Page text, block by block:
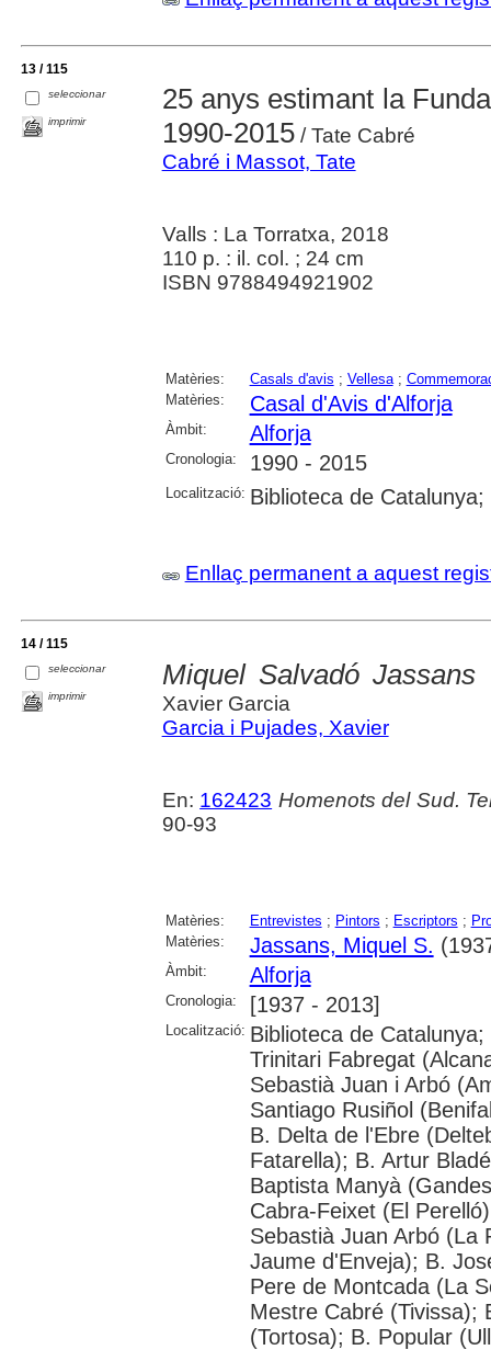
13 / 115
seleccionar
imprimir
25 anys estimant la
1990-2015/ Tate Cabré
Cabré i Massot, Tate
Valls : La Torratxa, 2018
110 p. : il. col. ; 24 cm
ISBN 9788494921902
Matèries: Casals d'avis ; Vellesa;
Matèries:
Casal d'Avis d'Alforja
Àmbit: Alforja
Cronologia: 1990 - 2015
Localització: Biblioteca de
Enllaç permanent a aquest
14 / 115
seleccionar
imprimir
Miquel Salvadó
Xavier Garcia
Garcia i Pujades, Xavier
En: 162423 Homenots del Sud.
90-93
Matèries: Entrevistes ; Pintors ; Escriptors ;
Matèries:
Jassans, Miquel S.
Àmbit: Alforja
Cronologia: [1937 - 2013]
Localització: Biblioteca de
Trinitari Fabregat
Sebastià Juan i Arbó
Santiago Rusiñol
B. Delta de l'Ebre
Fatarella); B. Artur
Baptista Manyà
Cabra-Feixet (El
Sebastià Juan Arbó (La
Jaume d'Enveja); B.
Pere de Montcada (La
Mestre Cabré (Tivissa);
(Tortosa); B. Popular